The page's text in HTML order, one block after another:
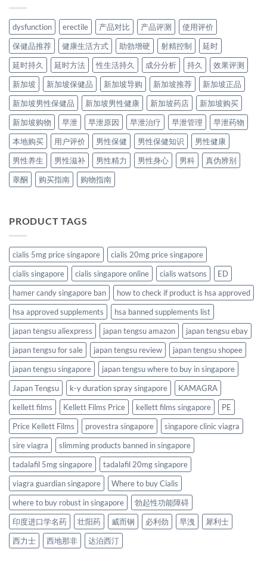
dysfunction erectile 产品对比 产品评测
使用评价
保健品推荐
健康生活方式 助勃增硬 射精控制
延时
延时持久
延时方法 性生活持久 成分分析 持久
效果评测
新加坡
新加坡保健品 新加坡导购 新加坡推荐
新加坡正品
新加坡男性保健品
新加坡男性健康 新加坡药店
新加坡购买
新加坡购物
早泄 早泄原因 早泄治疗 早泄管理
早泄药物
本地购买
用户评价 男性保健 男性保健知识
男性健康
男性养生
男性滋补 男性精力 男性身心 男科
真伪辨别
睾酮
购买指南 购物指南
PRODUCT TAGS
cialis 5mg price singapore
cialis 20mg price singapore
cialis singapore
cialis singapore online cialis watsons
ED
hamer candy singapore ban
how to check if product is hsa approved
hsa approved supplements
hsa banned supplements list
japan tengsu aliexpress
japan tengsu amazon
japan tengsu ebay
japan tengsu for sale
japan tengsu review
japan tengsu shopee
japan tengsu singapore
japan tengsu where to buy in singapore
Japan Tengsu
k-y duration spray singapore
KAMAGRA
kellett films
Kellett Films Price kellett films singapore
PE
Price Kellett Films
provestra singapore
singapore clinic viagra
sire viagra
slimming products banned in singapore
tadalafil 5mg singapore
tadalafil 20mg singapore
viagra guardian singapore
Where to buy Cialis
where to buy robust in singapore
勃起性功能障碍
印度进口学名药
壮阳药 威而钢 必利劲 早洩
犀利士
西力士
西地那非 达泊西汀